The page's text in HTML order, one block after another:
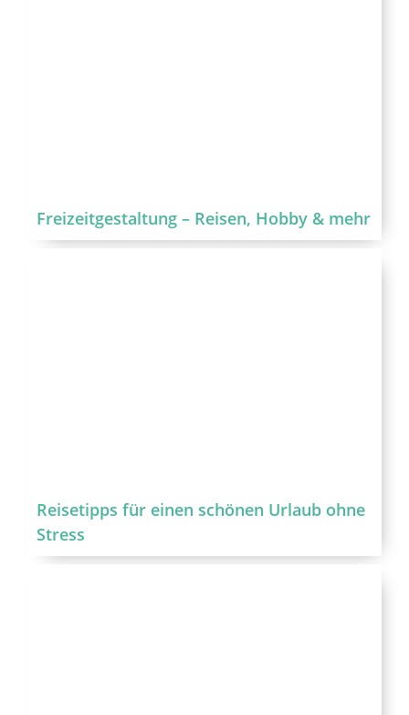
Freizeitgestaltung – Reisen, Hobby & mehr
Reisetipps für einen schönen Urlaub ohne
Stress